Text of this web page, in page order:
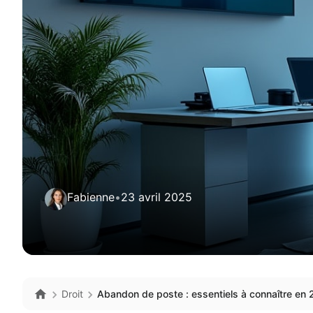
Fabienne•23 avril 2025
Droit Abandon de poste : essentiels à connaître en